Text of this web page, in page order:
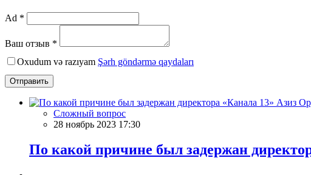
Ad *
Ваш отзыв *
Oxudum və razıyam Şərh göndərmə qaydaları
Отправить
Сложный вопрос
28 ноябрь 2023 17:30
По какой причине был задержан